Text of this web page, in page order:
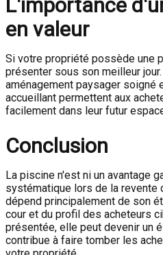
L'importance
en valeur
Si votre propriété possède une
présenter sous son meilleur
aménagement paysager soigné
accueillant permettent aux
facilement dans leur futur
Conclusion
La piscine n'est ni un avantage
systématique lors de la revente
dépend principalement de son
cour et du profil des acheteurs
présentée, elle peut devenir un
contribue à faire tomber les